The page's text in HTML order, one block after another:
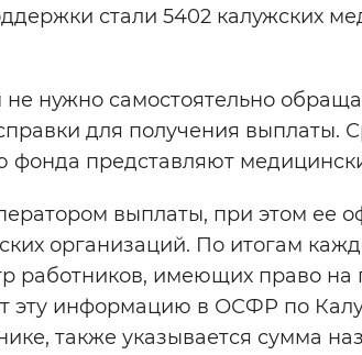
Выключены
Воспроизвести
настройки
стали 5402 калужских
нужно самостоятельно
для получения выплаты.
фонда представляют
выплаты, при этом ее
организаций. По итогам
работников, имеющих право на
эту информацию в ОСФР по
также указывается сумма